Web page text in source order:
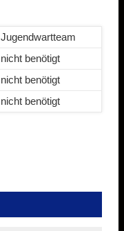
Jugendwartteam
nicht benötigt
nicht benötigt
nicht benötigt